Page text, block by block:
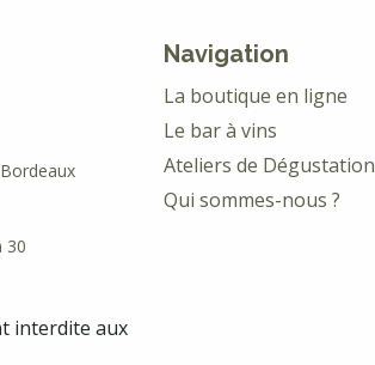
30
interdite aux
Navigation
La boutique en ligne
Le bar à vins
Ateliers de Dégustation
Qui sommes-nous ?